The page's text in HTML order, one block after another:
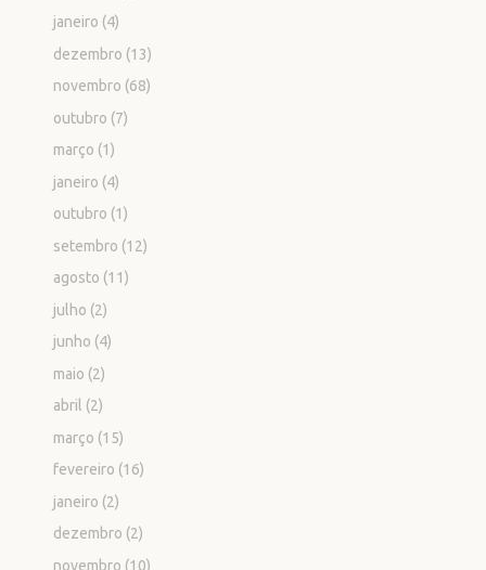
janeiro (4)
dezembro (13)
novembro (68)
outubro (7)
março (1)
janeiro (4)
outubro (1)
setembro (12)
agosto (11)
julho (2)
junho (4)
maio (2)
abril (2)
março (15)
fevereiro (16)
janeiro (2)
dezembro (2)
novembro (10)